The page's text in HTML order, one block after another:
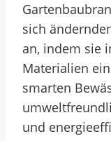
sich
an, indem sie
Materialien
smarten
und